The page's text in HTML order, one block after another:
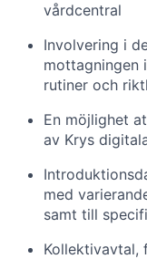
vårdcentral
Involvering i
mottagningen
rutiner och
En möjlighet
av Krys
med
samt till
Kollektivavtal,